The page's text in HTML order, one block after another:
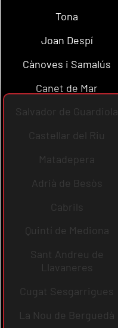
Tona
Joan Despí
Cànoves i Samalús
Canet de Mar
Salvador de Guardiola
Castellar del Riu
Matadepera
Adrià de Besòs
Cabrils
Quintí de Mediona
Sant Andreu de
Llavaneres
Cugat Sesgarrigues
La Nou de Berguedà